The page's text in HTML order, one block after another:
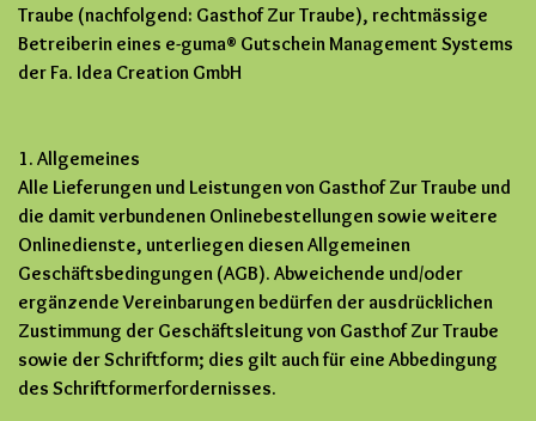
Traube (nachfolgend: Gasthof Zur Traube), rechtmässige
Betreiberin eines e-guma® Gutschein Management Systems
der Fa. Idea Creation GmbH
1. Allgemeines
Alle Lieferungen und Leistungen von Gasthof Zur Traube und
die damit verbundenen Onlinebestellungen sowie weitere
Onlinedienste, unterliegen diesen Allgemeinen
Geschäftsbedingungen (AGB). Abweichende und/oder
ergänzende Vereinbarungen bedürfen der ausdrücklichen
Zustimmung der Geschäftsleitung von Gasthof Zur Traube
sowie der Schriftform; dies gilt auch für eine Abbedingung
des Schriftformerfordernisses.